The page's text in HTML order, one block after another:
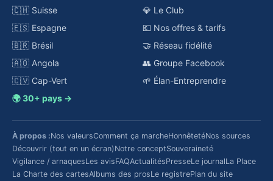
🇨🇭 Suisse
🇪🇸 Espagne
🇧🇷 Brésil
🇦🇴 Angola
🇨🇻 Cap-Vert
🌍 30+ pays →
💎 Le Club
💶 Nos offres & tarifs
🤝 Réseau fidélité
👥 Groupe Facebook
🌱 Élan-Entreprendre
À propos :Nos valeursComment ça marcheHonnêtetéNos sources
Découvrir (tout en un écran) Notre conceptSouveraineté
Vigilance / arnaquesLes avisFAQActualitésPresseLe journalLa Place
La Charte des cartesAlbums des prosLe registrePlan du site